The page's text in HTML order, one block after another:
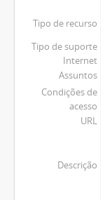
Tipo de recurso
Tipo de suporte
Internet
Assuntos
Condições de
acesso
URL
Descrição